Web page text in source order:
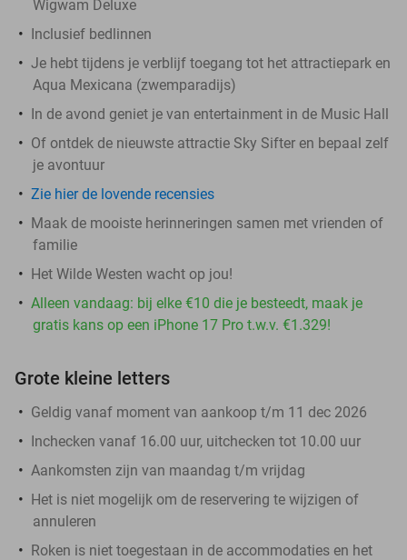
Wigwam Deluxe
Inclusief bedlinnen
Je hebt tijdens je verblijf toegang tot het attractiepark en
Aqua Mexicana (zwemparadijs)
In de avond geniet je van entertainment in de Music Hall
Of ontdek de nieuwste attractie Sky Sifter en bepaal zelf
je avontuur
Zie hier de lovende recensies
Maak de mooiste herinneringen samen met vrienden of
familie
Het Wilde Westen wacht op jou!
Alleen vandaag: bij elke €10 die je besteedt, maak je
gratis kans op een iPhone 17 Pro t.w.v. €1.329!
Grote kleine letters
Geldig vanaf moment van aankoop t/m 11 dec 2026
Inchecken vanaf 16.00 uur, uitchecken tot 10.00 uur
Aankomsten zijn van maandag t/m vrijdag
Het is niet mogelijk om de reservering te wijzigen of
annuleren
Roken is niet toegestaan in de accommodaties en het